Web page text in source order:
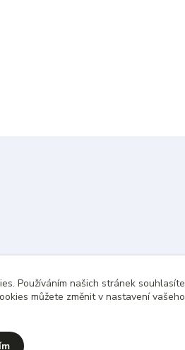
Používáním našich stránek souhlasíte
můžete změnit v nastavení vašeho